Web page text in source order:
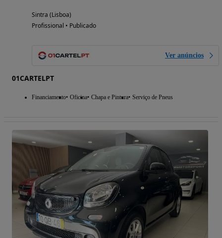
Sintra (Lisboa)
Profissional • Publicado
Ver anúncios
01CARTELPT
Financiamento Oficina Chapa e Pintura Serviço de Pneus